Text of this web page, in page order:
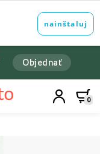
Objednať
0